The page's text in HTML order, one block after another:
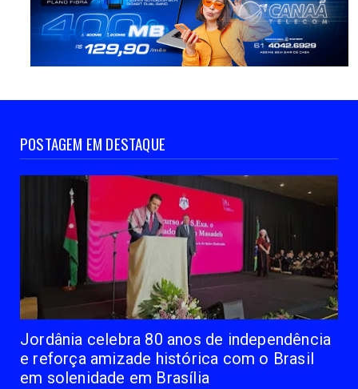
POSTAGEM EM DESTAQUE
Jordânia celebra 80 anos de independência
e reforça amizade histórica com o Brasil
em solenidade em Brasília